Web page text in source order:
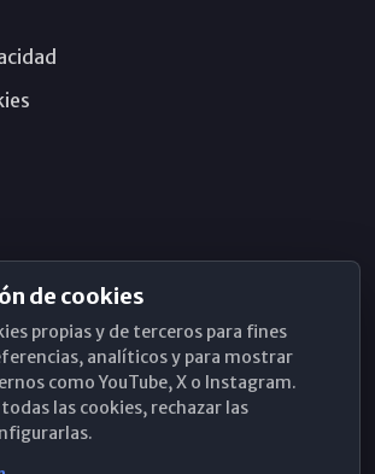
de cookies
propias y de terceros para fines
analíticos y para mostrar
como YouTube, X o Instagram.
las cookies, rechazar las